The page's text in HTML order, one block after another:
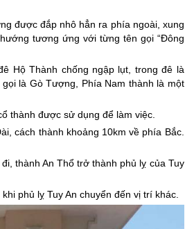
được đắp nhô hẳn ra phía ngoài, xung
tương ứng với từng tên gọi “Đông
Hộ Thành chống ngập lụt, trong đê là
là Gò Tượng, Phía Nam thành là một
thành được sử dụng để làm việc.
cách thành khoảng 10km về phía Bắc.
thành An Thổ trở thành phủ lỵ của Tuy
phủ lỵ Tuy An chuyển đến vị trí khác.